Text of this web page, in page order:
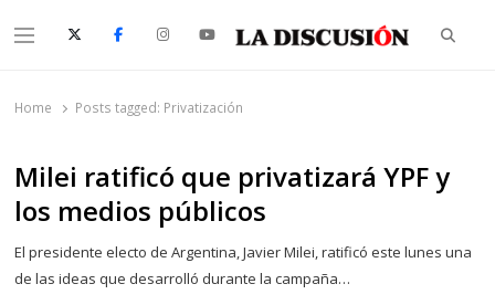
Menu
Home Posts tagged: Privatización
Milei ratificó que privatizará YPF y
los medios públicos
El presidente electo de Argentina, Javier Milei, ratificó este lunes una
de las ideas que desarrolló durante la campaña…